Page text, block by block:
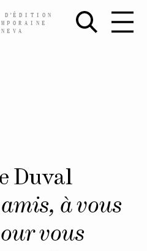
D’ÉDITION
Duval
à vous
vous